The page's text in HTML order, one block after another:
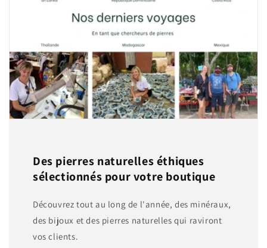
Des pierres naturelles éthiques
sélectionnés pour votre boutique
Découvrez tout au long de l'année, des minéraux,
des bijoux et des pierres naturelles qui raviront
vos clients.